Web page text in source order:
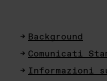
Background
Comunicati
Informazioni